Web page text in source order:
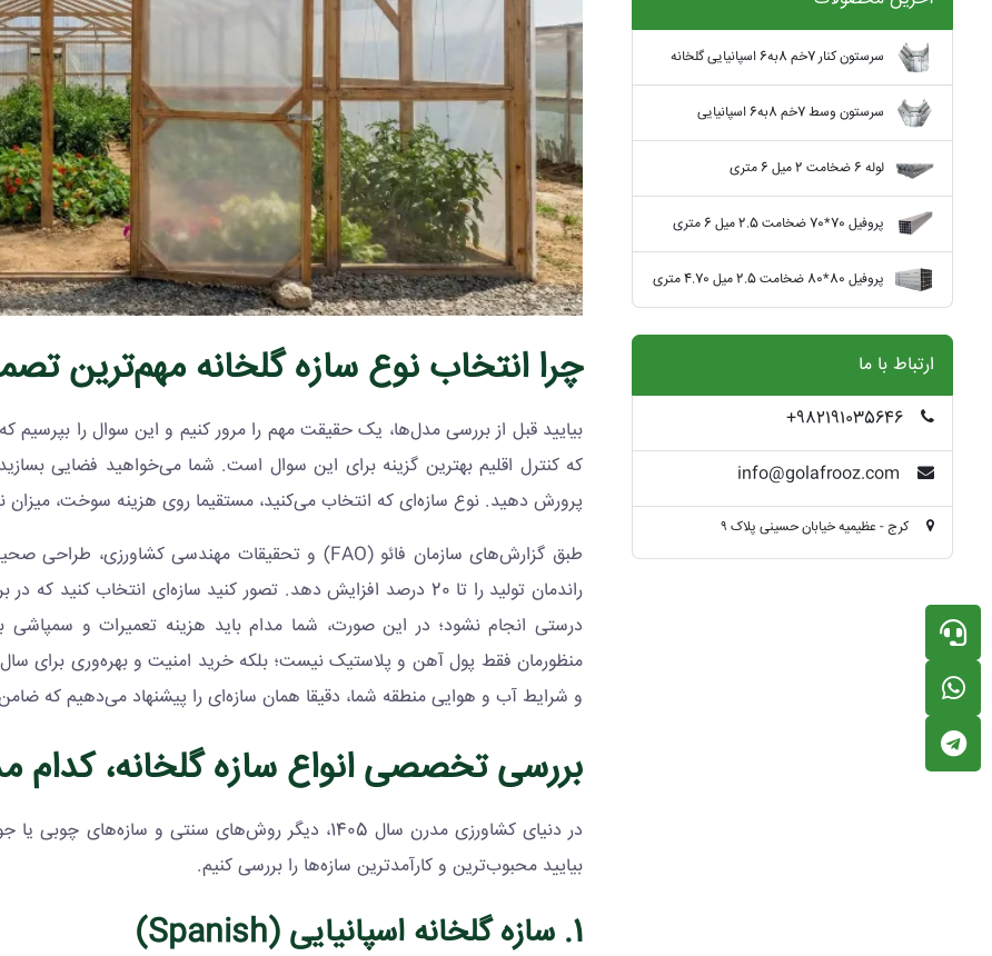
چرا انتخاب نوع سازه گلخانه مهم‌ترین
بیایید قبل از بررسی مدل‌ها، یک حقیقت مهم را مرور کنیم و این سوال را
که کنترل اقلیم بهترین گزینه برای این سوال است. شما می‌خواهید فضایی
پرورش دهید. نوع سازه‌ای که انتخاب می‌کنید، مستقیما روی هزینه سوخت، میزان
طبق گزارش‌های سازمان فائو (FAO
راندمان تولید را تا 20 درصد افزایش دهد. تصور کنید سازه‌ای
درستی انجام نشود؛ در این صورت، شما مدام باید هزینه تعمیرات و سمپاشی
منظورمان فقط پول آهن و پلاستیک نیست؛ بلکه خرید امنیت و بهره‌وری برای
و شرایط آب و هوایی منطقه شما، دقیقا همان سازه‌ای را پیشنهاد می‌دهیم که
بررسی تخصصی انواع سازه گلخانه، کدام
در دنیای کشاورزی مدرن سال 1405، دیگر روش‌های سنتی
بیایید محبوب‌ترین و کارآمدترین سازه‌ها را بررسی کنیم.
1. سازه گلخانه اسپانیایی ( Spanish
)
سرستون کنار 7خم 8به6 اسپانیایی گلخانه
سرستون وسط 7خم 8به6 اسپانیایی
لوله 6 ضخامت 2 میل 6 متری
پروفیل 70*70 ضخامت 2.5 میل 6 متری
پروفیل 80*80 ضخامت 2.5 میل 4.70 متری
ارتباط با ما
982191035646+
info@golafrooz.com
کرج - عظیمیه خیابان حسینی پلاک ۹